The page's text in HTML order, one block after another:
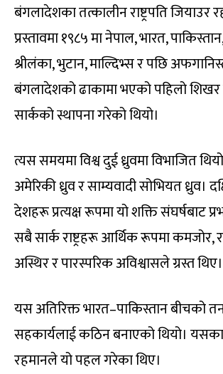
बंगलादेशका तत्कालीन राष्ट्रपति जियाउर
प्रस्तावमा १९८५ मा नेपाल, भारत,
श्रीलंका, भुटान, माल्दिभ्स र पछि
बंगलादेशको ढाकामा भएको पहिलो
सार्कको स्थापना गरेको थियो।
त्यस समयमा विश्व दुई ध्रुवमा विभाजित
अमेरिकी ध्रुव र साम्यवादी सोभियत ध्रुव।
देशहरू प्रत्यक्ष रूपमा यो शक्ति संघर्षबाट
सबै सार्क राष्ट्रहरू आर्थिक रूपमा कमजोर,
अस्थिर र पारस्परिक अविश्वासले ग्रस्त थिए।
यस अतिरिक्त भारत–पाकिस्तान बीचको
सहकार्यलाई कठिन बनाएको थियो। यसका
रहमानले यो पहल गरेका थिए।